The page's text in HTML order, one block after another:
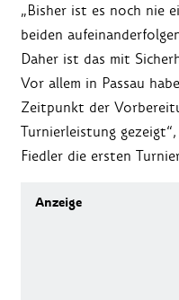
„Bisher ist es noch nie
beiden
Daher ist das mit
Vor allem in Passau
Zeitpunkt der
Turnierleistung
Fiedler die ersten